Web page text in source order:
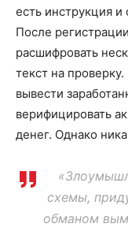
есть инструкция
После
расшифровать
текст на
вывести
верифицировать
денег. Однако
схемы,
обманом